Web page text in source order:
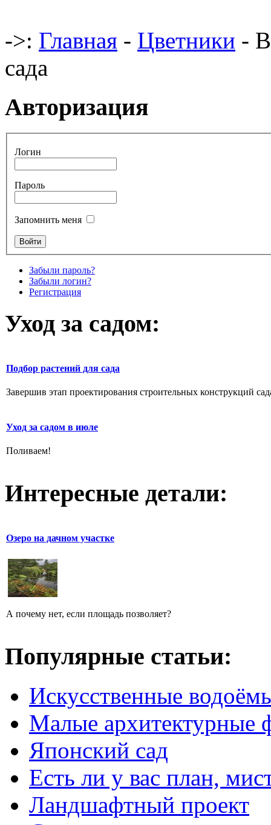
->: Главная - Цветники -
сада
Авторизация
Логин
Пароль
Запомнить меня
Забыли пароль?
Забыли логин?
Регистрация
Уход за садом:
Подбор растений для сада
Завершив этап проектирования строительных конструкций
Уход за садом в июле
Поливаем!
Интересные детали:
Озеро на дачном участке
А почему нет, если площадь позволяет?
Популярные статьи:
Искусственные
Малые архитектурные
Японский сад
Есть ли у вас план,
Ландшафтный проект